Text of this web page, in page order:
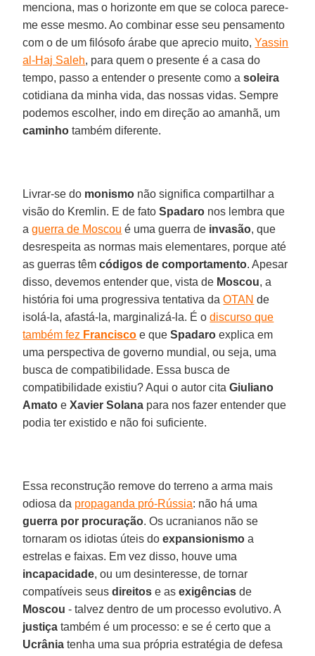
menciona, mas o horizonte em que se coloca parece-
me esse mesmo. Ao combinar esse seu pensamento
com o de um filósofo árabe que aprecio muito,Yassin
al-Haj Saleh, para quem o presente é a casa do
tempo, passo a entender o presente como asoleira
cotidiana da minha vida, das nossas vidas. Sempre
podemos escolher, indo em direção ao amanhã, um
caminho também diferente.
Livrar-se do monismo não significa compartilhar a
visão do Kremlin. E de fatoSpadaro nos lembra que
aguerra de Moscou é uma guerra de invasão, que
desrespeita as normas mais elementares, porque até
as guerras têmcódigos de comportamento. Apesar
disso, devemos entender que, vista de Moscou, a
história foi uma progressiva tentativa daOTAN de
isolá-la, afastá-la, marginalizá-la. É odiscurso que
também fez Francisco e queSpadaro explica em
uma perspectiva de governo mundial, ou seja, uma
busca de compatibilidade. Essa busca de
compatibilidade existiu? Aqui o autor citaGiuliano
Amato eXavier Solana para nos fazer entender que
podia ter existido e não foi suficiente.
Essa reconstrução remove do terreno a arma mais
odiosa da propaganda pró-Rússia: não há uma
guerra por procuração. Os ucranianos não se
tornaram os idiotas úteis doexpansionismo a
estrelas e faixas. Em vez disso, houve uma
incapacidade, ou um desinteresse, de tornar
compatíveis seusdireitos e asexigências de
Moscou - talvez dentro de um processo evolutivo. A
justiça também é um processo: e se é certo que a
Ucrânia tenha uma sua própria estratégia de defesa